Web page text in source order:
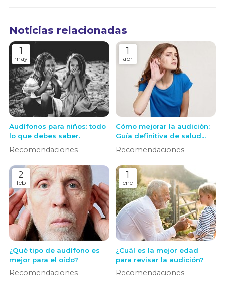
Noticias relacionadas
1
may
Audífonos para niños: todo
lo que debes saber.
Recomendaciones
1
abr
Cómo mejorar la audición:
Guía definitiva de salud
auditiva y soluciones
Recomendaciones
2
feb
¿Qué tipo de audífono es
mejor para el oído?
Recomendaciones
1
ene
¿Cuál es la mejor edad
para revisar la audición?
Recomendaciones